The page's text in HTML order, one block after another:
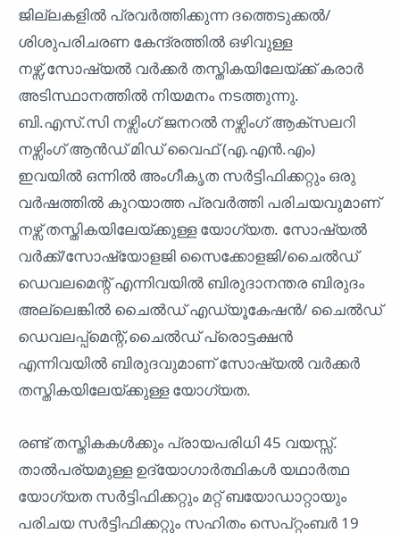
ജില്ലകളിൽ പ്രവർത്തിക്കുന്ന ദത്തെടുക്കൽ/
ശിശുപരിചരണ കേന്ദ്രത്തിൽ ഒഴിവുള്ള
നഴ്സ്,സോഷ്യൽ വർക്കർ തസ്തികയിലേയ്ക്ക് കരാർ
അടിസ്ഥാനത്തിൽ നിയമനം നടത്തുന്നു.
ബി.എസ്.സി നഴ്സിംഗ് ജനറൽ നഴ്സിംഗ് ആക്സലറി
നഴ്സിംഗ് ആൻഡ് മിഡ് വൈഫ് (എ.എൻ.എം)
ഇവയിൽ ഒന്നിൽ അംഗീകൃത സർട്ടിഫിക്കറ്റും ഒരു
വർഷത്തിൽ കുറയാത്ത പ്രവർത്തി പരിചയവുമാണ്
നഴ്സ് തസ്തികയിലേയ്ക്കുള്ള യോഗ്യത. സോഷ്യൽ
വർക്ക്/സോഷ്യോളജി സൈക്കോളജി/ചൈൽഡ്
ഡെവലമെന്റ് എന്നിവയിൽ ബിരുദാനന്തര ബിരുദം
അല്ലെങ്കിൽ ചൈൽഡ് എഡ്യൂകേഷൻ/ ചൈൽഡ്
ഡെവലപ്പ്മെന്റ്,ചൈൽഡ് പ്രൊട്ടക്ഷൻ
എന്നിവയിൽ ബിരുദവുമാണ് സോഷ്യൽ വർക്കർ
തസ്തികയിലേയ്ക്കുള്ള യോഗ്യത.
രണ്ട് തസ്തികകൾക്കും പ്രായപരിധി 45 വയസ്സ്.
താൽപര്യമുള്ള ഉദ്യോഗാർത്ഥികൾ യഥാർത്ഥ
യോഗ്യത സർട്ടിഫിക്കറ്റും മറ്റ് ബയോഡാറ്റായും
പരിചയ സർട്ടിഫിക്കറ്റും സഹിതം സെപ്റ്റംബർ 19